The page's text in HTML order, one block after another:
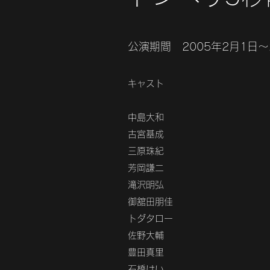
公演期間 2005年2月1日
キャスト
中島大和
古宮基成
三原珠紀
芳岡謙二
滝沢明弘
御舘田朋佳
トダタロー
佐野大輔
豊田真里